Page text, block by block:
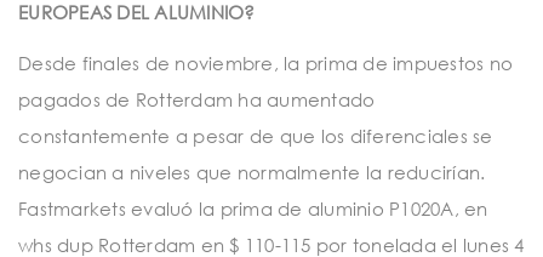
EUROPEAS DEL ALUMINIO?
Desde finales de noviembre, la prima de impuestos no
pagados de Rotterdam ha aumentado
constantemente a pesar de que los diferenciales se
negocian a niveles que normalmente la reducirían.
Fastmarkets evaluó la prima de aluminio P1020A, en
whs dup Rotterdam en $ 110-115 por tonelada el lunes 4